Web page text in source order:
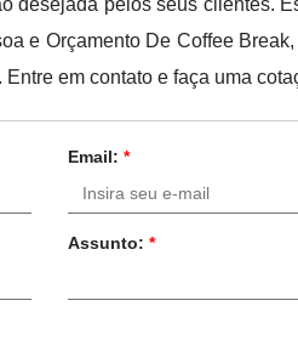
pelos seus clientes.
e Orçamento De Coffee
em contato e faça uma
Email: *
Assunto: *